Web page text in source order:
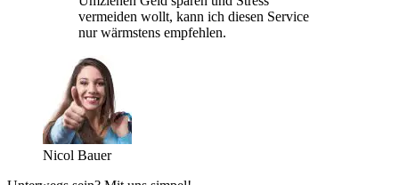
vermeiden wollt, kann ich diesen Service
nur wärmstens empfehlen.
Nicol Bauer